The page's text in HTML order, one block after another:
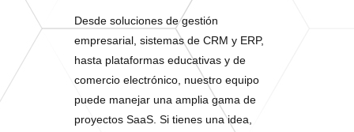
Desde soluciones de gestión
empresarial, sistemas de CRM y ERP,
hasta plataformas educativas y de
comercio electrónico, nuestro equipo
puede manejar una amplia gama de
proyectos SaaS. Si tienes una idea,